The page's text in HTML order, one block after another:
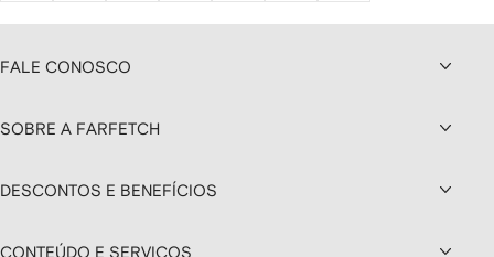
FALE CONOSCO
SOBRE A FARFETCH
DESCONTOS E BENEFÍCIOS
CONTEÚDO E SERVIÇOS